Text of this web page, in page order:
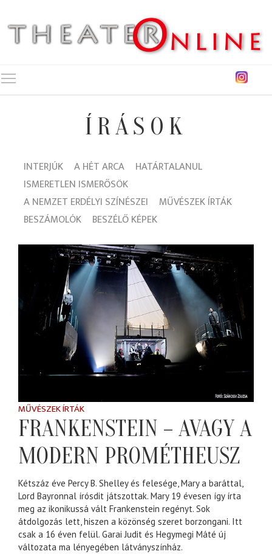
ÍRÁSOK
INTERJÚK A HÉT ARCA
HATÁRTALANUL
ISMERETLEN ISMERŐSÖK
A NEMZET ERDÉLYI SZÍNÉSZEI
MŰVÉSZEK ÍRTÁK
BESZÁMOLÓK
BESZÉLŐ KÉPEK
MŰVÉSZEK ÍRTÁK
FRANKENSTEIN – AVAGY A
MODERN PROMÉTHEUSZ
Kétszáz éve Percy B. Shelley és felesége, Mary a baráttal,
Lord Bayronnal írósdit játszottak. Mary 19 évesen így írta
meg az ikonikussá vált Frankenstein regényt. Sok
átdolgozás lett, hiszen a közönség szeret borzongani. Itt
csak a 16 éven felül. Garai Judit és Hegymegi Máté új
változata ma lényegében látványszínház.